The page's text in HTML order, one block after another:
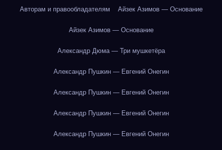
Авторам и правообладателям Айзек Азимов — Основание
Айзек Азимов — Основание
Александр Дюма — Три мушкетёра
Александр Пушкин — Евгений Онегин
Александр Пушкин — Евгений Онегин
Александр Пушкин — Евгений Онегин
Александр Пушкин — Евгений Онегин